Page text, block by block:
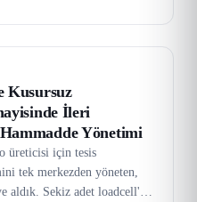
Kusursuz
İleri
Yönetimi
üreticisi için tesis
tek merkezden yöneten,
aldık. Sekiz adet loadcell'li